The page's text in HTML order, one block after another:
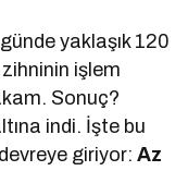
yaklaşık 120
işlem
Sonuç?
indi. İşte bu
giriyor:Az